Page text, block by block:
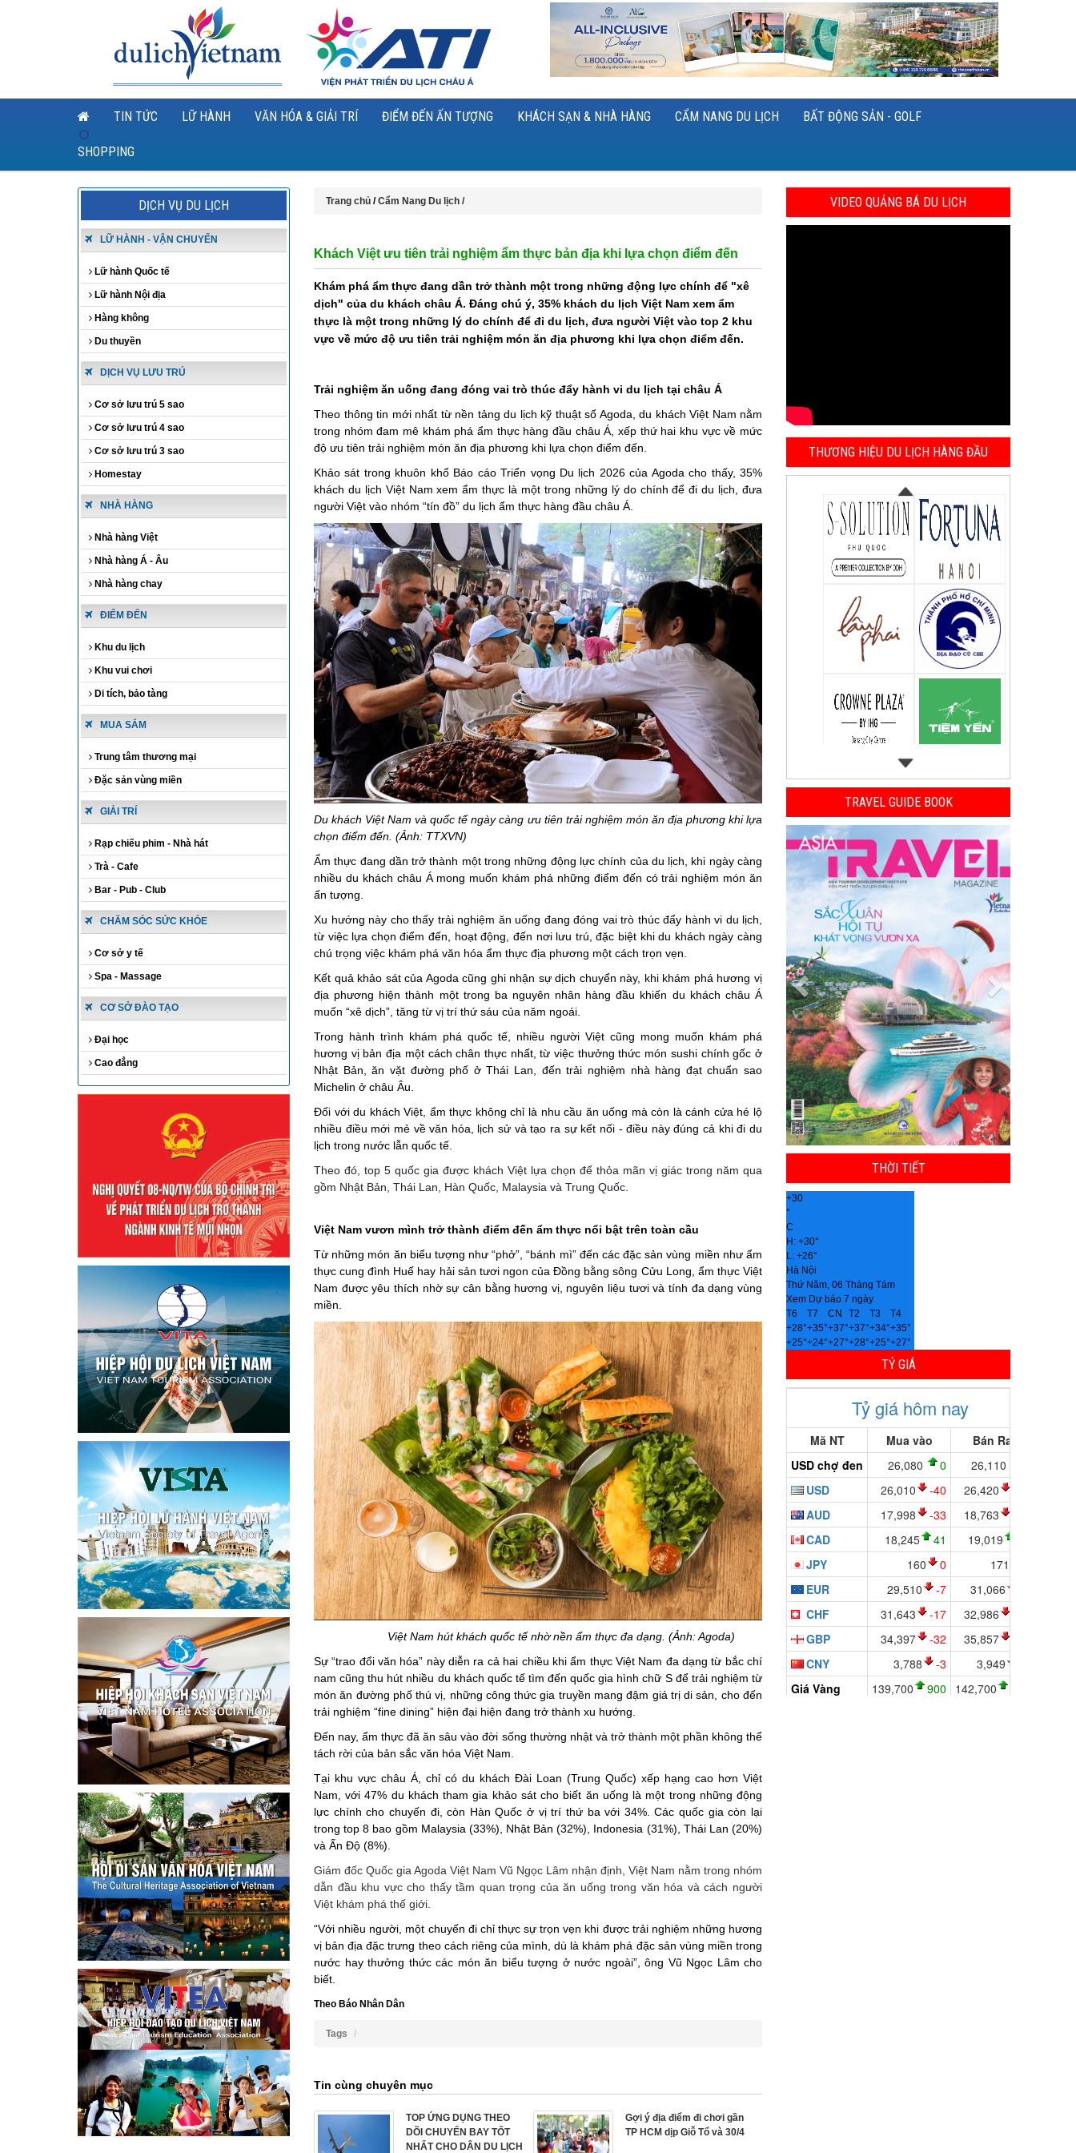
TIN TỨC LỮ HÀNH VĂN HÓA & GIẢI TRÍ ĐIỂM ĐẾN ẤN TƯỢNG KHÁCH SẠN & NHÀ HÀNG CẨM NANG DU LỊCH BẤT ĐỘNG SẢN - GOLF
SHOPPING
DỊCH VỤ DU LỊCH
LỮ HÀNH - VẬN CHUYỂN
Lữ hành Quốc tế
Lữ hành Nội địa
Hàng không
Du thuyền
DỊCH VỤ LƯU TRÚ
Cơ sở lưu trú 5 sao
Cơ sở lưu trú 4 sao
Cơ sở lưu trú 3 sao
Homestay
NHÀ HÀNG
Nhà hàng Việt
Nhà hàng Á - Âu
Nhà hàng chay
ĐIỂM ĐẾN
Khu du lịch
Khu vui chơi
Di tích, bảo tàng
MUA SẮM
Trung tâm thương mại
Đặc sản vùng miền
GIẢI TRÍ
Rạp chiếu phim - Nhà hát
Trà - Cafe
Bar - Pub - Club
CHĂM SÓC SỨC KHỎE
Cơ sở y tế
Spa - Massage
CƠ SỞ ĐÀO TẠO
Đại học
Cao đẳng
Trang chủ /Cẩm Nang Du lịch /
Khách Việt ưu tiên trải nghiệm ẩm thực bản địa khi lựa chọn điểm đến
Khám phá ẩm thực đang dần trở thành một trong những động lực chính để "xê
dịch" của du khách châu Á. Đáng chú ý, 35% khách du lịch Việt Nam xem ẩm
thực là một trong những lý do chính để đi du lịch, đưa người Việt vào top 2 khu
vực về mức độ ưu tiên trải nghiệm món ăn địa phương khi lựa chọn điểm đến.
Trải nghiệm ăn uống đang đóng vai trò thúc đẩy hành vi du lịch tại châu Á
Theo thông tin mới nhất từ nền tảng du lịch kỹ thuật số Agoda, du khách Việt Nam nằm
trong nhóm đam mê khám phá ẩm thực hàng đầu châu Á, xếp thứ hai khu vực về mức
độ ưu tiên trải nghiệm món ăn địa phương khi lựa chọn điểm đến.
Khảo sát trong khuôn khổ Báo cáo Triển vọng Du lịch 2026 của Agoda cho thấy, 35%
khách du lịch Việt Nam xem ẩm thực là một trong những lý do chính để đi du lịch, đưa
người Việt vào nhóm “tín đồ” du lịch ẩm thực hàng đầu châu Á.
Du khách Việt Nam và quốc tế ngày càng ưu tiên trải nghiệm món ăn địa phương khi lựa
chọn điểm đến. (Ảnh: TTXVN)
Ẩm thực đang dần trở thành một trong những động lực chính của du lịch, khi ngày càng
nhiều du khách châu Á mong muốn khám phá những điểm đến có trải nghiệm món ăn
ấn tượng.
Xu hướng này cho thấy trải nghiệm ăn uống đang đóng vai trò thúc đẩy hành vi du lịch,
từ việc lựa chọn điểm đến, hoạt động, đến nơi lưu trú, đặc biệt khi du khách ngày càng
chú trọng việc khám phá văn hóa ẩm thực địa phương một cách trọn vẹn.
Kết quả khảo sát của Agoda cũng ghi nhận sự dịch chuyển này, khi khám phá hương vị
địa phương hiện thành một trong ba nguyên nhân hàng đầu khiến du khách châu Á
muốn “xê dịch”, tăng từ vị trí thứ sáu của năm ngoái.
Trong hành trình khám phá quốc tế, nhiều người Việt cũng mong muốn khám phá
hương vị bản địa một cách chân thực nhất, từ việc thưởng thức món sushi chính gốc ở
Nhật Bản, ăn vặt đường phố ở Thái Lan, đến trải nghiệm nhà hàng đạt chuẩn sao
Michelin ở châu Âu.
Đối với du khách Việt, ẩm thực không chỉ là nhu cầu ăn uống mà còn là cánh cửa hé lộ
nhiều điều mới mẻ về văn hóa, lịch sử và tạo ra sự kết nối - điều này đúng cả khi đi du
lịch trong nước lẫn quốc tế.
Theo đó, top 5 quốc gia được khách Việt lựa chọn để thỏa mãn vị giác trong năm qua
gồm Nhật Bản, Thái Lan, Hàn Quốc, Malaysia và Trung Quốc.
Việt Nam vươn mình trở thành điểm đến ẩm thực nổi bật trên toàn cầu
Từ những món ăn biểu tượng như “phở”, “bánh mì” đến các đặc sản vùng miền như ẩm
thực cung đình Huế hay hải sản tươi ngon của Đồng bằng sông Cửu Long, ẩm thực Việt
Nam được yêu thích nhờ sự cân bằng hương vị, nguyên liệu tươi và tính đa dạng vùng
miền.
Việt Nam hút khách quốc tế nhờ nền ẩm thực đa dạng. (Ảnh: Agoda)
Sự “trao đổi văn hóa” này diễn ra cả hai chiều khi ẩm thực Việt Nam đa dạng từ bắc chí
nam cũng thu hút nhiều du khách quốc tế tìm đến quốc gia hình chữ S để trải nghiệm từ
món ăn đường phố thú vị, những công thức gia truyền mang đậm giá trị di sản, cho đến
trải nghiệm “fine dining” hiện đại hiện đang trở thành xu hướng.
Đến nay, ẩm thực đã ăn sâu vào đời sống thường nhật và trở thành một phần không thể
tách rời của bản sắc văn hóa Việt Nam.
Tại khu vực châu Á, chỉ có du khách Đài Loan (Trung Quốc) xếp hạng cao hơn Việt
Nam, với 47% du khách tham gia khảo sát cho biết ăn uống là một trong những động
lực chính cho chuyến đi, còn Hàn Quốc ở vị trí thứ ba với 34%. Các quốc gia còn lại
trong top 8 bao gồm Malaysia (33%), Nhật Bản (32%), Indonesia (31%), Thái Lan (20%)
và Ấn Độ (8%).
Giám đốc Quốc gia Agoda Việt Nam Vũ Ngọc Lâm nhận định, Việt Nam nằm trong nhóm
dẫn đầu khu vực cho thấy tầm quan trọng của ăn uống trong văn hóa và cách người
Việt khám phá thế giới.
“Với nhiều người, một chuyến đi chỉ thực sự trọn vẹn khi được trải nghiệm những hương
vị bản địa đặc trưng theo cách riêng của mình, dù là khám phá đặc sản vùng miền trong
nước hay thưởng thức các món ăn biểu tượng ở nước ngoài”, ông Vũ Ngọc Lâm cho
biết.
Theo Báo Nhân Dân
Tags
Tin cùng chuyên mục
TOP ỨNG DỤNG THEO
DÕI CHUYẾN BAY TỐT
NHẤT CHO DÂN DU LỊCH
Gợi ý địa điểm đi chơi gần
TP HCM dịp Giỗ Tổ và 30/4
VIDEO QUẢNG BÁ DU LỊCH
THƯƠNG HIỆU DU LỊCH HÀNG ĐẦU
TRAVEL GUIDE BOOK
Previous
THỜI TIẾT
+30
°
C
H: +30°
L: +26°
Hà Nội
Thứ Năm, 06 Tháng Tám
Xem Dự báo 7 ngày
T6
T7 CN T2 T3
T4
+28°+35°+37°+37°+34°+35°
+25°+24°+27°+28°+25°+27°
TỶ GIÁ